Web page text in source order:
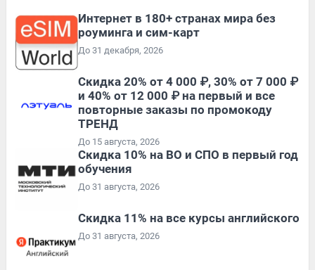
Интернет в 180+ странах мира без
роуминга и сим-карт
До 31 декабря, 2026
Скидка 20% от 4 000 ₽, 30% от 7 000 ₽
и 40% от 12 000 ₽ на первый и все
повторные заказы по промокоду
ТРЕНД
До 15 августа, 2026
Скидка 10% на ВО и СПО в первый год
обучения
До 31 августа, 2026
Скидка 11% на все курсы английского
До 31 августа, 2026